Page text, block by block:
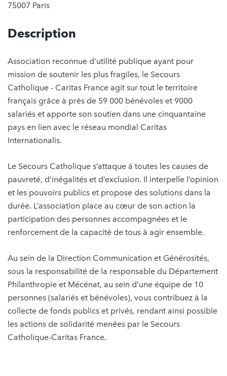
75007 Paris
Description
Association reconnue d’utilité publique ayant pour
mission de soutenir les plus fragiles, le Secours
Catholique - Caritas France agit sur tout le territoire
français grâce à près de 59 000 bénévoles et 9000
salariés et apporte son soutien dans une cinquantaine
pays en lien avec le réseau mondial Caritas
Internationalis.
Le Secours Catholique s’attaque à toutes les causes de
pauvreté, d’inégalités et d’exclusion. Il interpelle l’opinion
et les pouvoirs publics et propose des solutions dans la
durée. L’association place au cœur de son action la
participation des personnes accompagnées et le
renforcement de la capacité de tous à agir ensemble.
Au sein de la Direction Communication et Générosités,
sous la responsabilité de la responsable du Département
Philanthropie et Mécénat, au sein d’une équipe de 10
personnes (salariés et bénévoles), vous contribuez à la
collecte de fonds publics et privés, rendant ainsi possible
les actions de solidarité menées par le Secours
Catholique-Caritas France.